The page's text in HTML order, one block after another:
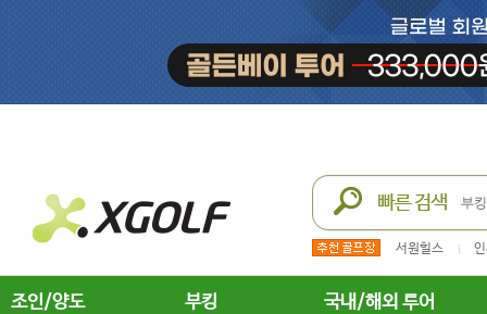
서원힐스
조인/양도 부킹 국내/해외 투어